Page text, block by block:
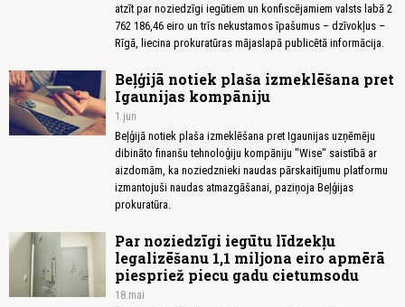
atzīt par noziedzīgi iegūtiem un konfiscējamiem valsts labā 2
762 186,46 eiro un trīs nekustamos īpašumus – dzīvokļus –
Rīgā, liecina prokuratūras mājaslapā publicētā informācija.
Beļģijā notiek plaša izmeklēšana pret
Igaunijas kompāniju
1.jun
Beļģijā notiek plaša izmeklēšana pret Igaunijas uzņēmēju
dibināto finanšu tehnoloģiju kompāniju "Wise" saistībā ar
aizdomām, ka noziedznieki naudas pārskaitījumu platformu
izmantojuši naudas atmazgāšanai, paziņoja Beļģijas
prokuratūra.
Par noziedzīgi iegūtu līdzekļu
legalizēšanu 1,1 miljona eiro apmērā
piespriež piecu gadu cietumsodu
18.mai